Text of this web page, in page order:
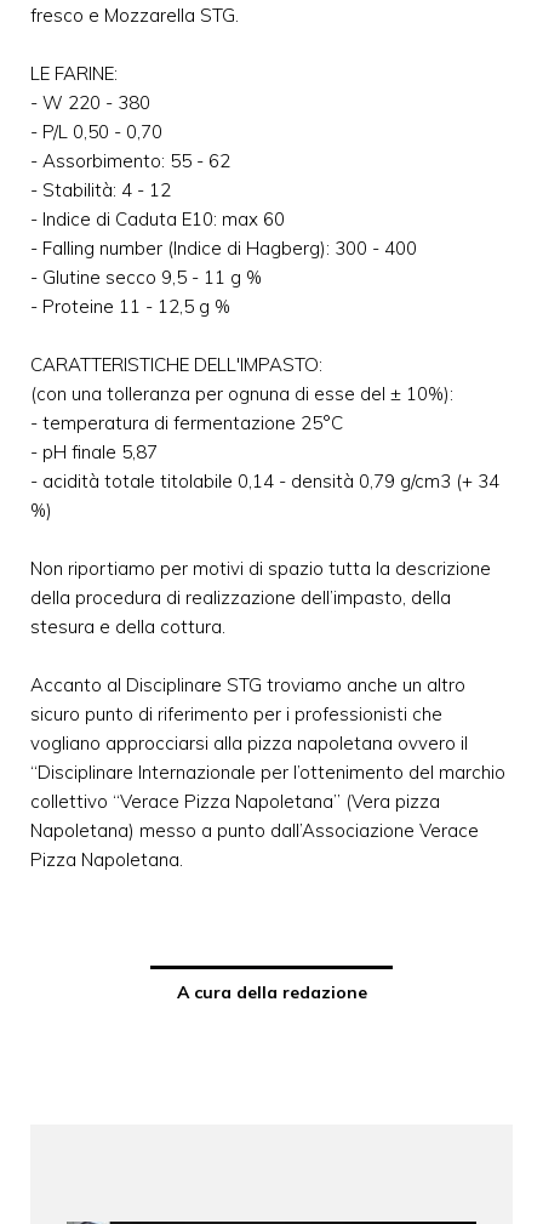
fresco e Mozzarella STG.
LE FARINE:
- W 220 - 380
- P/L 0,50 - 0,70
- Assorbimento: 55 - 62
- Stabilità: 4 - 12
- Indice di Caduta E10: max 60
- Falling number (Indice di Hagberg): 300 - 400
- Glutine secco 9,5 - 11 g %
- Proteine 11 - 12,5 g %
CARATTERISTICHE DELL'IMPASTO:
(con una tolleranza per ognuna di esse del ± 10%):
- temperatura di fermentazione 25°C
- pH finale 5,87
- acidità totale titolabile 0,14 - densità 0,79 g/cm3 (+ 34
%)
Non riportiamo per motivi di spazio tutta la descrizione
della procedura di realizzazione dell’impasto, della
stesura e della cottura.
Accanto al Disciplinare STG troviamo anche un altro
sicuro punto di riferimento per i professionisti che
vogliano approcciarsi alla pizza napoletana ovvero il
“Disciplinare Internazionale per l’ottenimento del marchio
collettivo “Verace Pizza Napoletana” (Vera pizza
Napoletana) messo a punto dall’Associazione Verace
Pizza Napoletana.
A cura della redazione